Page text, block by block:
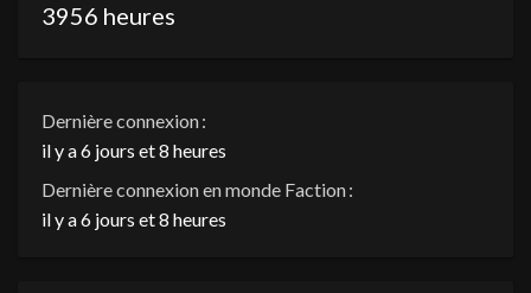
3956 heures
Dernière connexion :
il y a 6 jours et 8 heures
Dernière connexion en monde Faction :
il y a 6 jours et 8 heures